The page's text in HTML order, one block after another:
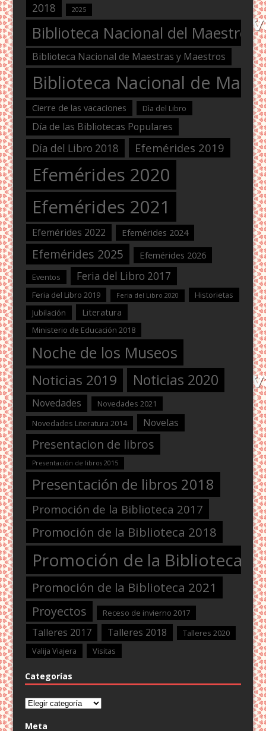
2018 2025
Biblioteca Nacional del Maestro
Biblioteca Nacional de Maestras y Maestros
Biblioteca Nacional de
Cierre de las vacaciones Dìa del Libro
Día de las Bibliotecas Populares
Día del Libro 2018 Efemérides 2019
Efemérides 2020
Efemérides 2021
Efemérides 2022 Efemérides 2024
Efemérides 2025 Efemérides 2026
Eventos Feria del Libro 2017
Feria del Libro 2019 Feria del Libro 2020
Historietas
Jubilación
Literatura
Ministerio de Educación 2018
Noche de los Museos
Noticias 2019 Noticias 2020
Novedades
Novedades 2021
Novedades Literatura 2014
Novelas
Presentacion de libros
Presentación de libros 2015
Presentación de libros 2018
Promoción de la Biblioteca 2017
Promoción de la Biblioteca 2018
Promoción de la Biblioteca
Promoción de la Biblioteca 2021
Proyectos Receso de invierno 2017
Talleres 2017 Talleres 2018
Talleres 2020
Valija Viajera
Visitas
Categorías
Categorías
Meta